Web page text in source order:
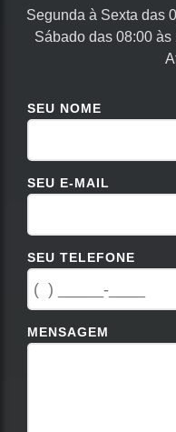
Segunda à Sexta das
Sábado das 08:00
SEU NOME
SEU E-MAIL
SEU TELEFONE
MENSAGEM